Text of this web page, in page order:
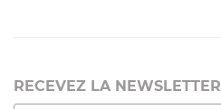
RECEVEZ LA NEWSLETTER